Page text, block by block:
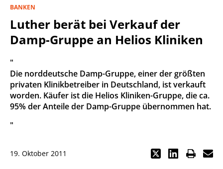
BANKEN
Luther berät bei Verkauf der
Damp-Gruppe an Helios Kliniken
"
Die norddeutsche Damp-Gruppe, einer der größten
privaten Klinikbetreiber in Deutschland, ist verkauft
worden. Käufer ist die Helios Kliniken-Gruppe, die ca.
95% der Anteile der Damp-Gruppe übernommen hat.
"
19. Oktober 2011